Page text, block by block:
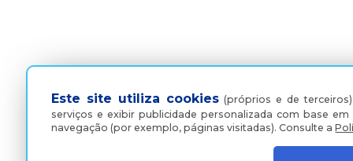
Este site utiliza cookies (próprios e de
serviços e exibir publicidade personalizada com base
navegação (por exemplo, páginas visitadas).Consulte a